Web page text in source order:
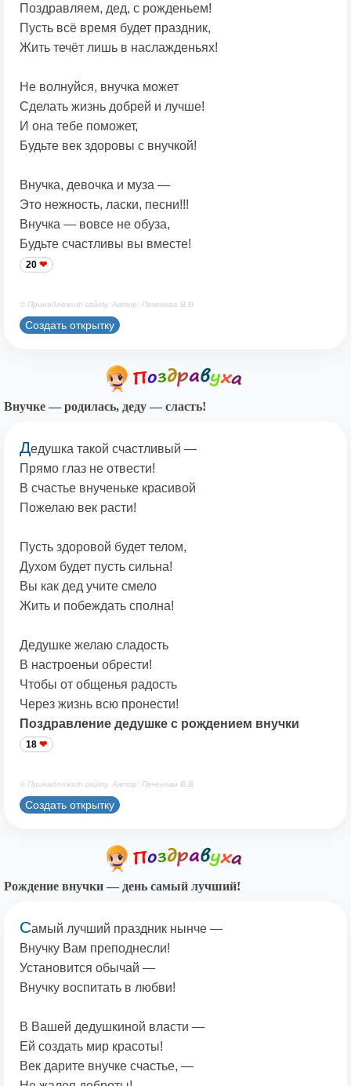
Поздравляем, дед, с рожденьем!
Пусть всё время будет праздник,
Жить течёт лишь в наслажденьях!
Не волнуйся, внучка может
Сделать жизнь добрей и лучше!
И она тебе поможет,
Будьте век здоровы с внучкой!
Внучка, девочка и муза —
Это нежность, ласки, песни!!!
Внучка — вовсе не обуза,
Будьте счастливы вы вместе!
20
© Принадлежит сайту. Автор: Печенова В.В.
Создать открытку
Внучке — родилась, деду — сласть!
Дедушка такой счастливый —
Прямо глаз не отвести!
В счастье внученьке красивой
Пожелаю век расти!
Пусть здоровой будет телом,
Духом будет пусть сильна!
Вы как дед учите смело
Жить и побеждать сполна!
Дедушке желаю сладость
В настроеньи обрести!
Чтобы от общенья радость
Через жизнь всю пронести!
Поздравление дедушке с рождением внучки
18
© Принадлежит сайту. Автор: Печенова В.В.
Создать открытку
Рождение внучки — день самый лучший!
Самый лучший праздник нынче —
Внучку Вам преподнесли!
Установится обычай —
Внучку воспитать в любви!
В Вашей дедушкиной власти —
Ей создать мир красоты!
Век дарите внучке счастье, —